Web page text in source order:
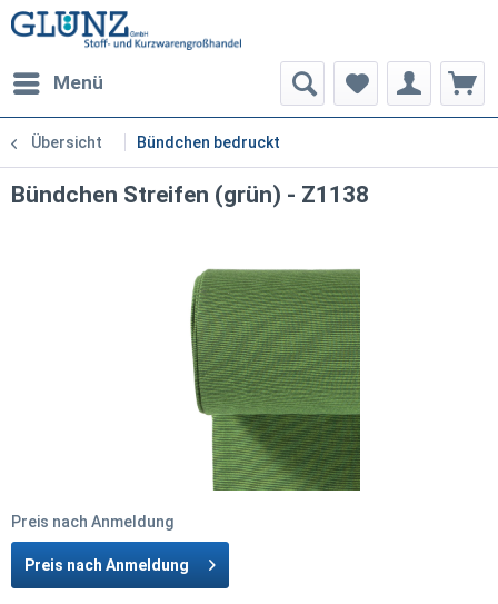
Menü
Übersicht Bündchen bedruckt
Bündchen Streifen (grün) - Z1138
Preis nach Anmeldung
Preis nach Anmeldung